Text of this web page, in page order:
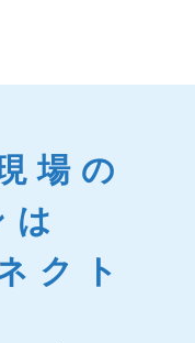
場の
は
クト